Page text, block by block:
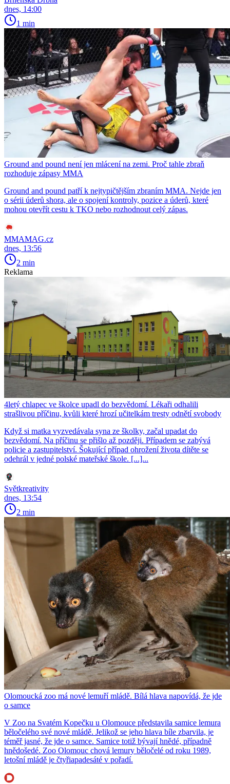
dnes, 14:00
1 min
Ground and pound není jen mlácení na zemi. Proč tahle zbraň
rozhoduje zápasy MMA
Ground and pound patří k nejtypičtějším zbraním MMA. Nejde jen
o sérii úderů shora, ale o spojení kontroly, pozice a úderů, které
mohou otevřít cestu k TKO nebo rozhodnout celý zápas.
MMAMAG.cz
dnes, 13:56
2 min
Reklama
4letý chlapec ve školce upadl do bezvědomí. Lékaři odhalili
strašlivou příčinu, kvůli které hrozí učitelkám tresty odnětí svobody
Když si matka vyzvedávala syna ze školky, začal upadat do
bezvědomí. Na příčinu se přišlo až později. Případem se zabývá
policie a zastupitelství. Šokující případ ohrožení života dítěte se
odehrál v jedné polské mateřské škole. [...]...
Světkreativity
dnes, 13:54
2 min
Olomoucká zoo má nové lemuří mládě. Bílá hlava napovídá, že jde
o samce
V Zoo na Svatém Kopečku u Olomouce představila samice lemura
běločelého své nové mládě. Jelikož se jeho hlava bíle zbarvila, je
téměř jasné, že jde o samce. Samice totiž bývají hnědé, případně
hnědošedé. Zoo Olomouc chová lemury běločelé od roku 1989,
letošní mládě je čtyřiapadesáté v pořadí.